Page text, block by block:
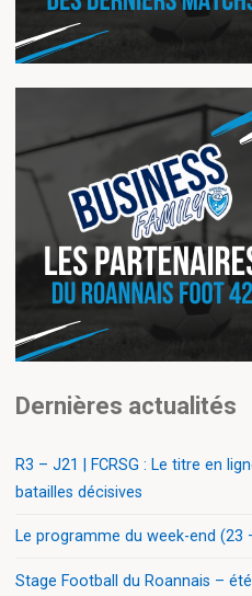
Dernières actualités
R3 – J21 | FCRSG : Le titre en
batailles décisives
Le programme du week-end (23
Stage Football du Roannais –